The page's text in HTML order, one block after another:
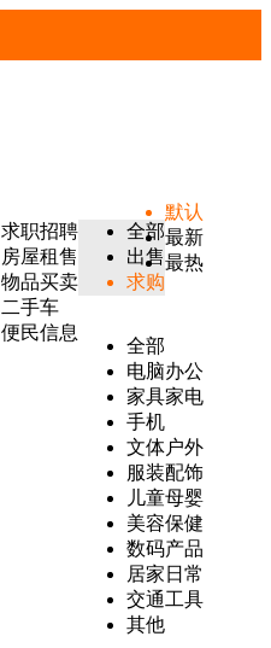
求职招聘
房屋租售
物品买卖
二手车
便民信息
全部
出售
求购
全部
电脑办公
家具家电
手机
文体户外
服装配饰
儿童母婴
美容保健
数码产品
居家日常
交通工具
其他
默认
最新
最热